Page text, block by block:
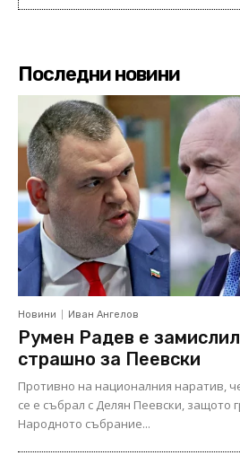
Последни новини
Новини Иван Ангелов
Румен Радев е
страшно за Пеевски
Противно на националния наратив,
се е събрал с Делян Пеевски, защото
Народното събрание...